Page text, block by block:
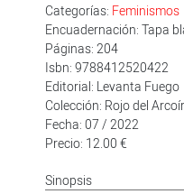
Categorías: Feminismos
Encuadernación: Tapa
Páginas: 204
Isbn: 9788412520422
Editorial: Levanta Fuego
Colección: Rojo del
Fecha: 07 / 2022
Precio: 12.00 €
Sinopsis